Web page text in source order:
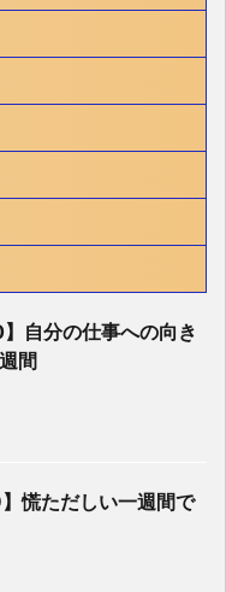
】自分の仕事への向き
間
】慌ただしい一週間で